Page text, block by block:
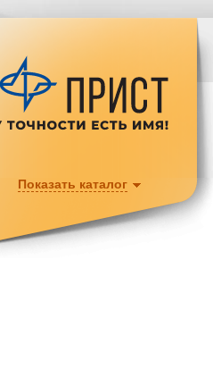
Показать каталог